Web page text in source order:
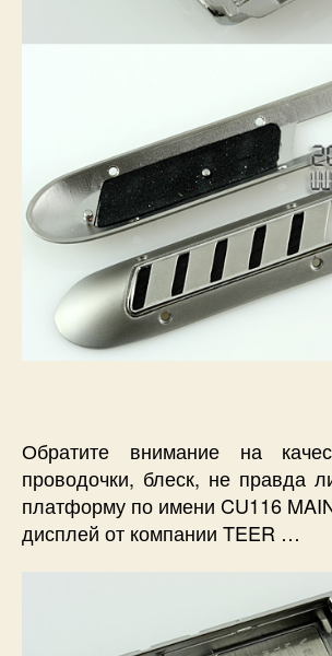
Обратите внимание на
проводочки, блеск, не правда
платформу по имени CU116
дисплей от компании TEER …